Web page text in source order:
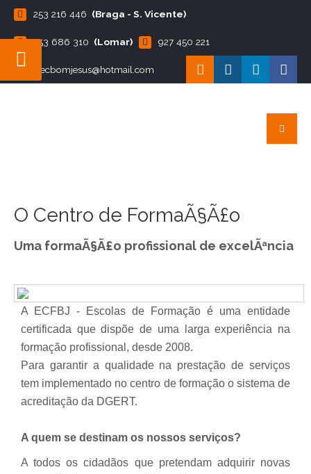
253 216 446 (Braga - S. Vicente)
253 686 310 (Lomar) 927 450 221
ecbomjesus@hotmail.com
O Centro de FormaÃ§Ã£o
Uma formaÃ§Ã£o profissional de excelÃªncia
A ECFBJ - Escolas de Formação é uma entidade
certificada que dispõe de uma larga experiência na
formação profissional, desde 2008.
Para garantir a qualidade na prestação de serviços
tem implementado no centro de formação o sistema de
acreditação da DGERT.
A quem se destinam os nossos serviços?
A todos os cidadãos que pretendam adquirir novas